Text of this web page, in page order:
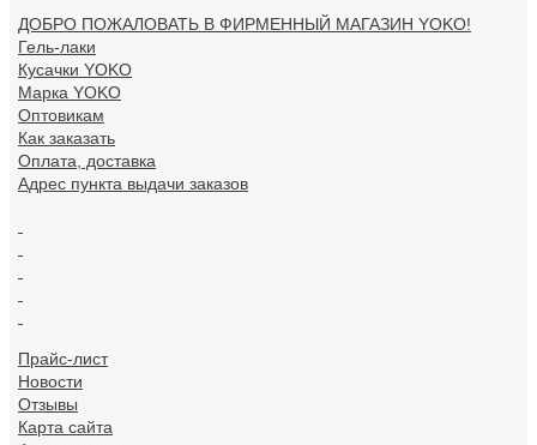
ДОБРО ПОЖАЛОВАТЬ В ФИРМЕННЫЙ МАГАЗИН YOKO!
Гель-лаки
Кусачки YOKO
Марка YOKO
Оптовикам
Как заказать
Оплата, доставка
Адрес пункта выдачи заказов
Прайс-лист
Новости
Отзывы
Карта сайта